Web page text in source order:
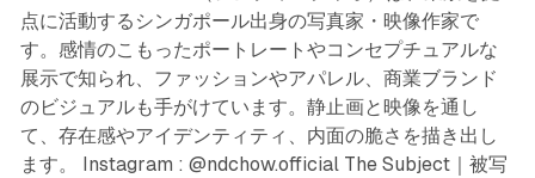
点に活動するシンガポール出身の写真家・映像作家で
す。感情のこもったポートレートやコンセプチュアルな
展示で知られ、ファッションやアパレル、商業ブランド
のビジュアルも手がけています。静止画と映像を通し
て、存在感やアイデンティティ、内面の脆さを描き出し
ます。 Instagram : @ndchow.official The Subject｜被写